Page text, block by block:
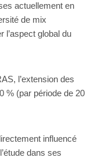
actuellement en
de mix
l’aspect global du
l’extension des
% (par période de 20
influencé
dans ses